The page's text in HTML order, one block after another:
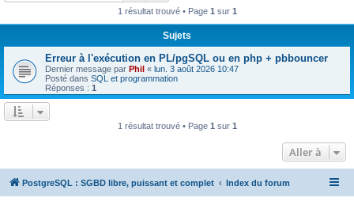
r
1 résultat trouvé • Page 1 sur 1
Sujets
Erreur à l'exécution en PL/pgSQL ou en php + pbbouncer
Dernier message par Phil « lun. 3 août 2026 10:47
Posté dans SQL et programmation
Réponses : 1
1 résultat trouvé • Page 1 sur 1
Aller à
PostgreSQL : SGBD libre, puissant et complet Index du forum